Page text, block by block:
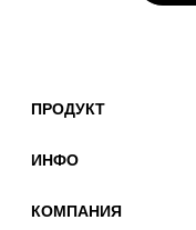
ПРОДУКТ
ИНФО
КОМПАНИЯ